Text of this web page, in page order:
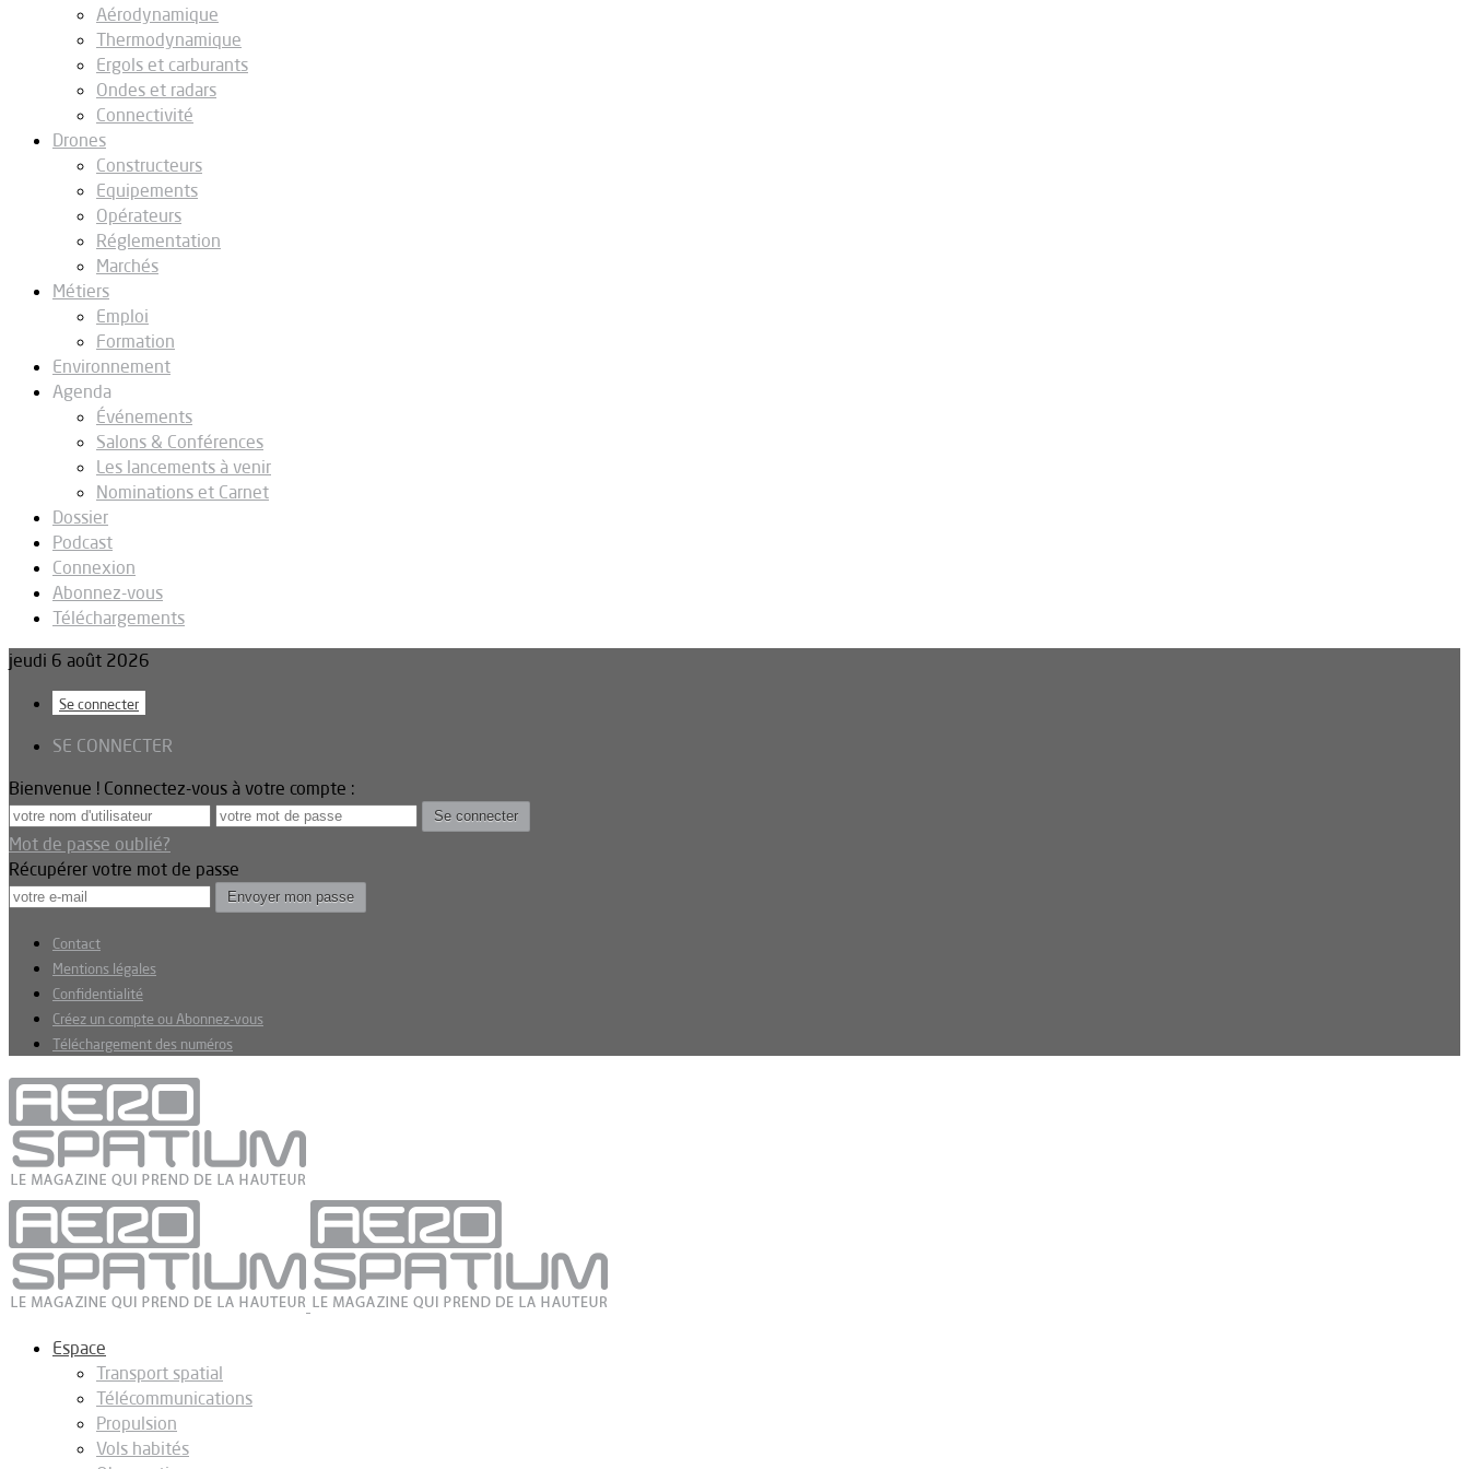
Aérodynamique
Thermodynamique
Ergols et carburants
Ondes et radars
Connectivité
Drones
Constructeurs
Equipements
Opérateurs
Réglementation
Marchés
Métiers
Emploi
Formation
Environnement
Agenda
Événements
Salons & Conférences
Les lancements à venir
Nominations et Carnet
Dossier
Podcast
Connexion
Abonnez-vous
Téléchargements
jeudi 6 août 2026
Se connecter
SE CONNECTER
Bienvenue ! Connectez-vous à votre compte :
Mot de passe oublié?
Récupérer votre mot de passe
Contact
Mentions légales
Confidentialité
Créez un compte ou Abonnez-vous
Téléchargement des numéros
Espace
Transport spatial
Télécommunications
Propulsion
Vols habités